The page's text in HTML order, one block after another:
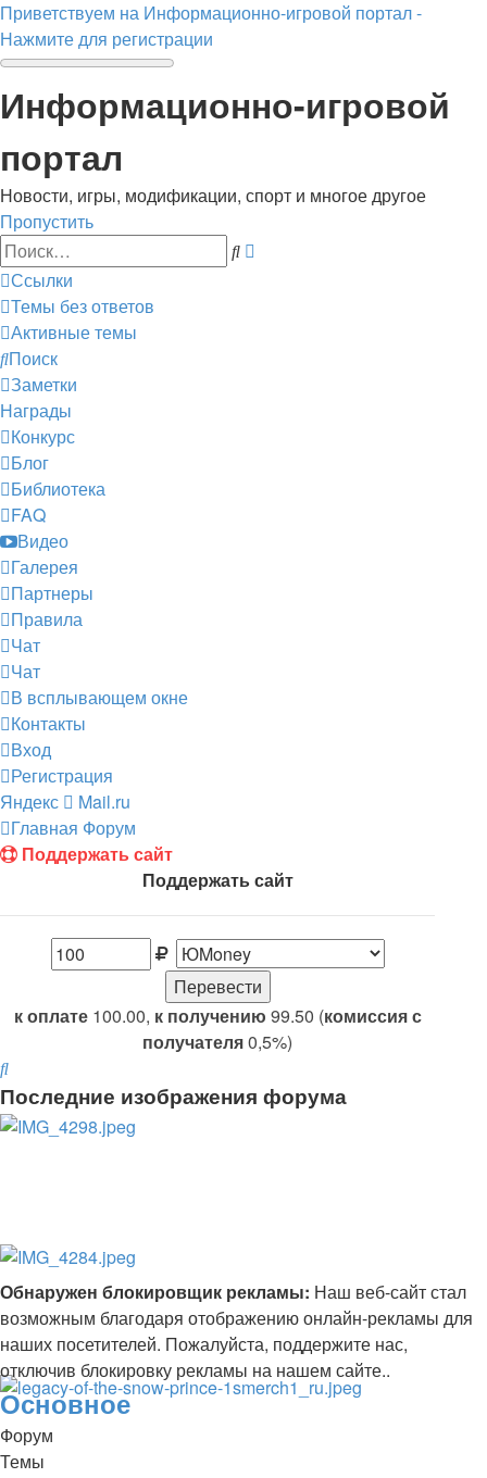
Приветствуем на Информационно-игровой портал -
Нажмите для регистрации
Информационно-игровой
портал
Новости, игры, модификации, спорт и многое другое
Пропустить
Поиск
Ссылки
Темы без ответов
Активные темы
Поиск
Заметки
Награды
Конкурс
Блог
Библиотека
FAQ
Видео
Галерея
Партнеры
Правила
Чат
Чат
В всплывающем окне
Контакты
Вход
Регистрация
Яндекс
Mail.ru
Главная Форум
Поддержать сайт
Поддержать сайт
к оплате100.00, к получению 99.50 (комиссия с
получателя0,5%)
Поиск
Последние изображения форума
Обнаружен блокировщик рекламы: Наш веб-сайт стал
возможным благодаря отображению онлайн-рекламы для
наших посетителей. Пожалуйста, поддержите нас,
отключив блокировку рекламы на нашем сайте..
Основное
Форум
Темы